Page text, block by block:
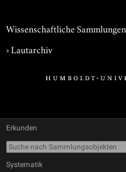
Wissenschaftliche Sammlungen
›Lautarchiv
Erkunden
Systematik